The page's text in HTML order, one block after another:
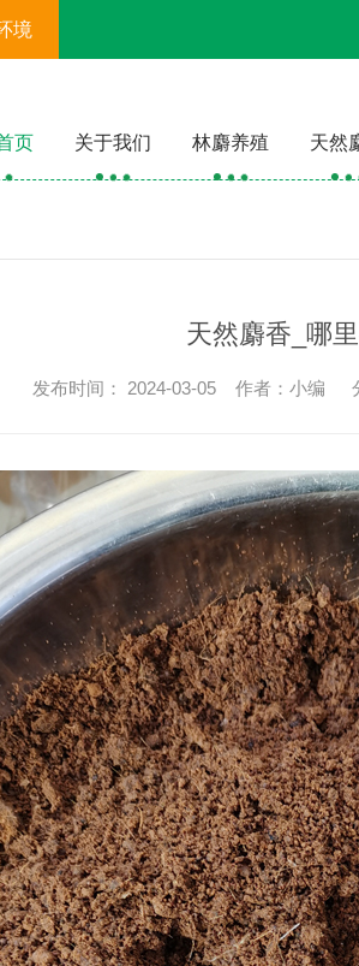
境
页 关于我们 林麝养殖 天然
殖 林麝养殖_凤县林麝养殖
天然麝香_哪
发布时间： 2024-03-05 作者：小编